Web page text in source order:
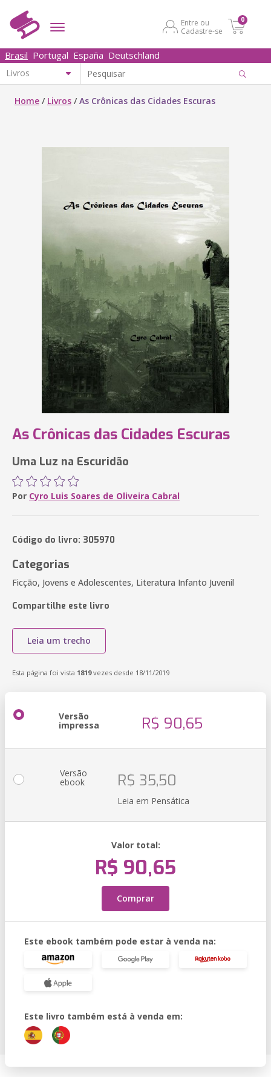
Entre ou
Cadastre-se
0
Brasil Portugal España Deutschland
Home / Livros /As Crônicas das Cidades Escuras
As Crônicas das Cidades Escuras
Uma Luz na Escuridão
Por Cyro Luis Soares de Oliveira Cabral
Código do livro: 305970
Categorias
Ficção, Jovens e Adolescentes, Literatura Infanto Juvenil
Compartilhe este livro
Leia um trecho
Esta página foi vista 1819vezes desde 18/11/2019
Versão
impressa R$ 90,65
Versão
ebook R$ 35,50
Leia em Pensática
Valor total:
R$ 90,65
Comprar
Este ebook também pode estar à venda na:
Este livro também está à venda em: